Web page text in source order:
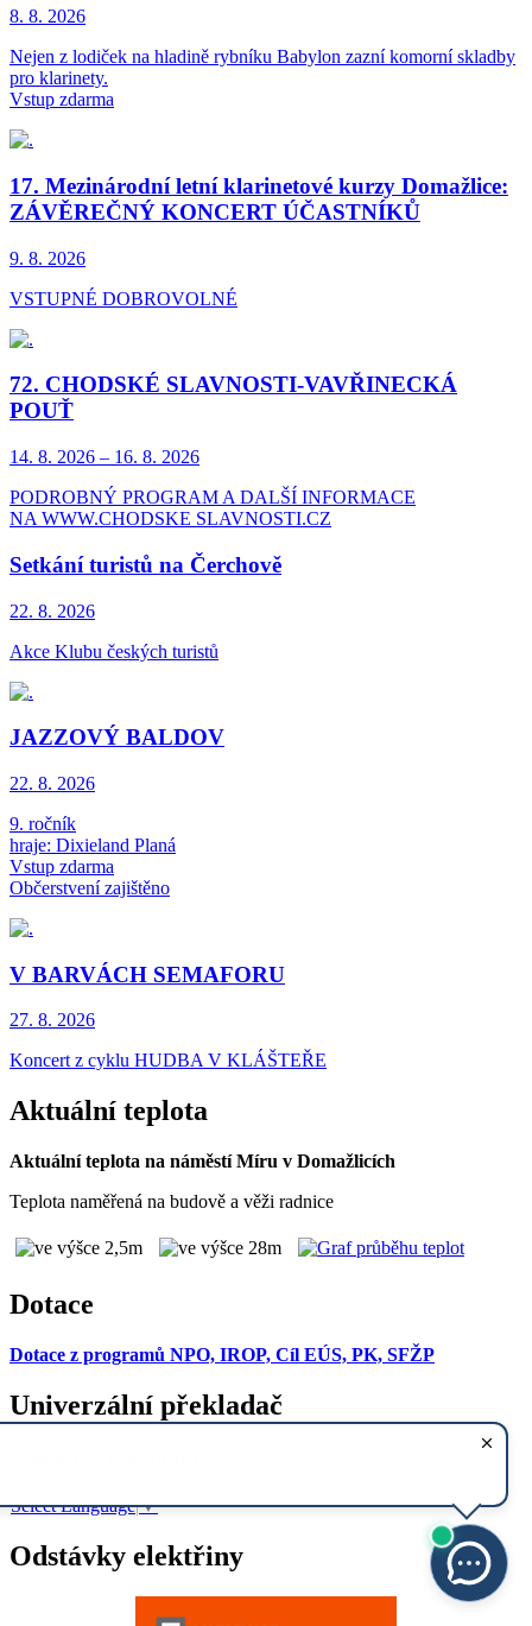
8. 8. 2026
Nejen z lodiček na hladině rybníku Babylon zazní komorní skladby
pro klarinety.
Vstup zdarma
17. Mezinárodní letní klarinetové kurzy Domažlice:
ZÁVĚREČNÝ KONCERT ÚČASTNÍKŮ
9. 8. 2026
VSTUPNÉ DOBROVOLNÉ
72. CHODSKÉ SLAVNOSTI-VAVŘINECKÁ
POUŤ
14. 8. 2026 – 16. 8. 2026
PODROBNÝ PROGRAM A DALŠÍ INFORMACE
NA WWW.CHODSKE SLAVNOSTI.CZ
Setkání turistů na Čerchově
22. 8. 2026
Akce Klubu českých turistů
JAZZOVÝ BALDOV
22. 8. 2026
9. ročník
hraje: Dixieland Planá
Vstup zdarma
Občerstvení zajištěno
V BARVÁCH SEMAFORU
27. 8. 2026
Koncert z cyklu HUDBA V KLÁŠTEŘE
Aktuální teplota
Aktuální teplota na náměstí Míru v Domažlicích
Teplota naměřená na budově a věži radnice
Dotace
Dotace z programů NPO, IROP, Cíl EÚS, PK, SFŽP
Univerzální překladač
Select Language▼
Odstávky elektřiny